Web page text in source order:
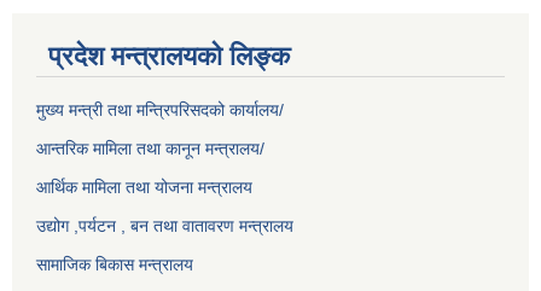
प्रदेश मन्त्रालयको लिङ्क
मुख्य मन्त्री तथा मन्त्रिपरिसदको कार्यालय/
आन्तरिक मामिला तथा कानून मन्त्रालय/
आर्थिक मामिला तथा योजना मन्त्रालय
उद्योग ,पर्यटन , बन तथा वातावरण मन्त्रालय
सामाजिक बिकास मन्त्रालय